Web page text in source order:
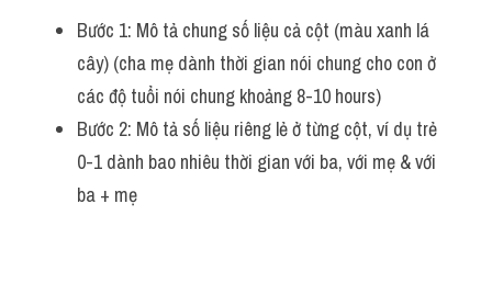
Đề thi thật Task 2
Listening
Speaking
Writing
Bước 1: Mô tả chung số liệu cả cột (màu xanh lá
cây) (cha mẹ dành thời gian nói chung cho con ở
các độ tuổi nói chung khoảng 8-10 hours)
Bước 2: Mô tả số liệu riêng lẻ ở từng cột, ví dụ trẻ
0-1 dành bao nhiêu thời gian với ba, với mẹ & với
ba + mẹ